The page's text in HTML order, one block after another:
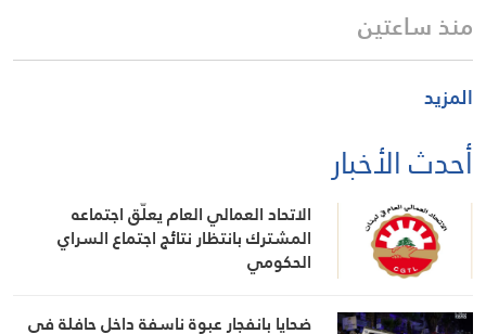
منذ ساعتين
المزيد
أحدث الأخبار
الاتحاد العمالي العام يعلّق اجتماعه
المشترك بانتظار نتائج اجتماع السراي
الحكومي
ضحايا بانفجار عبوة ناسفة داخل حافلة في